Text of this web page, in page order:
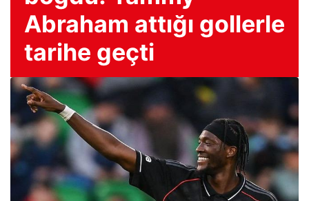
Abraham attığı gollerle
tarihe geçti